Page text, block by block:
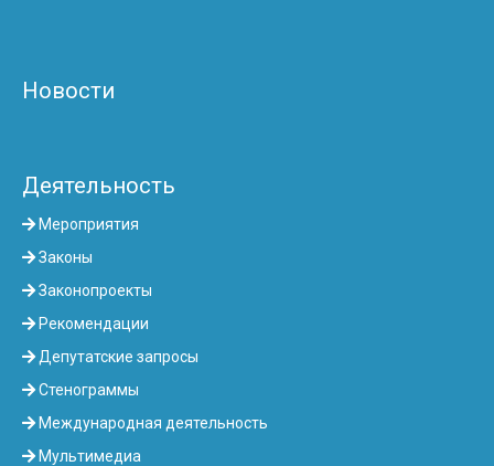
Новости
Деятельность
Мероприятия
Законы
Законопроекты
Рекомендации
Депутатские запросы
Стенограммы
Международная деятельность
Мультимедиа